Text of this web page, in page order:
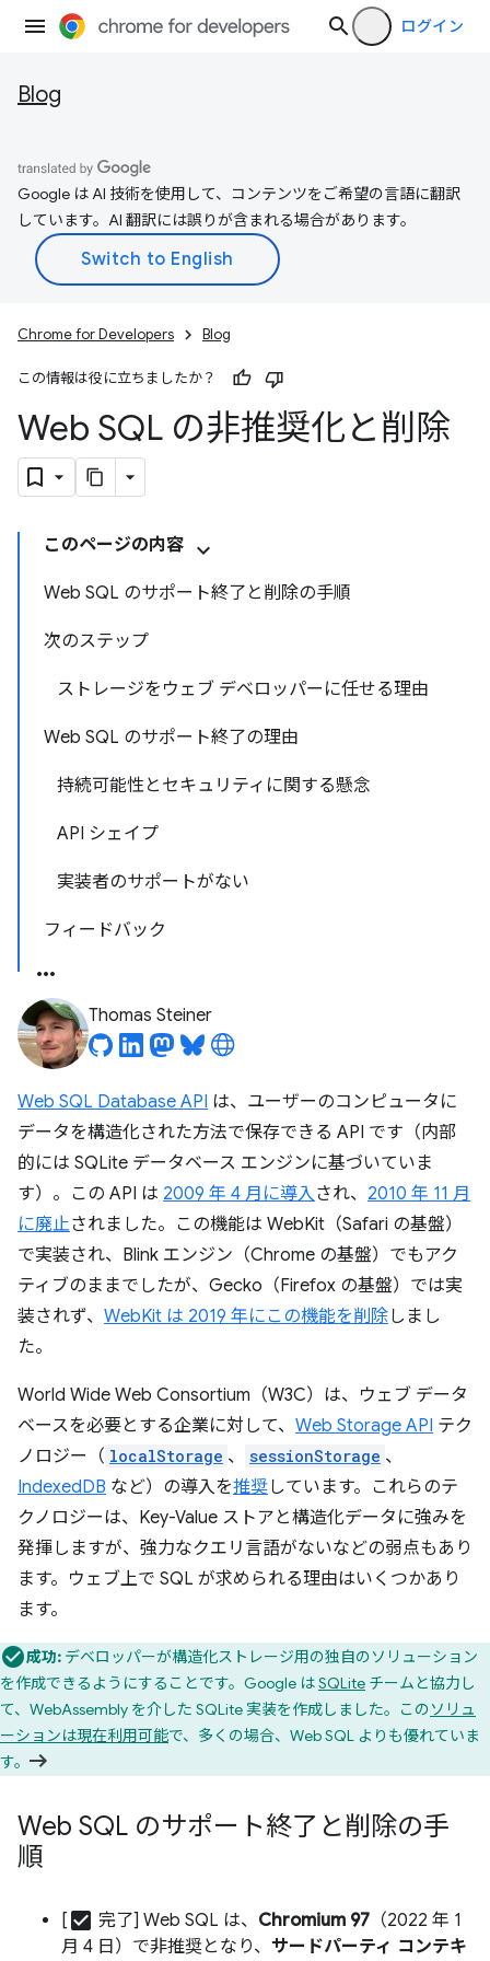
ログイン
Blog
Google は AI 技術を使用して、コンテンツをご希望の言語に翻訳
しています。AI 翻訳には誤りが含まれる場合があります。
Chrome for Developers Blog
この情報は役に立ちましたか？
Web SQL の非推奨化と削除
このページの内容
Web SQL のサポート終了と削除の手順
次のステップ
ストレージをウェブ デベロッパーに任せる理由
Web SQL のサポート終了の理由
持続可能性とセキュリティに関する懸念
API シェイプ
実装者のサポートがない
フィードバック
Thomas Steiner
Web SQL Database API は、ユーザーのコンピュータに
データを構造化された方法で保存できる API です（内部
的には SQLite データベース エンジンに基づいていま
す）。この API は 2009 年 4 月に導入され、 2010 年 11 月
に廃止されました。この機能は WebKit（Safari の基盤）
で実装され、Blink エンジン（Chrome の基盤）でもアク
ティブのままでしたが、Gecko（Firefox の基盤）では実
装されず、 WebKit は 2019 年にこの機能を削除しまし
た。
World Wide Web Consortium（W3C）は、ウェブ データ
ベースを必要とする企業に対して、 Web Storage API テク
ノロジー（ localStorage 、 sessionStorage 、
IndexedDB など）の導入を推奨しています。これらのテ
クノロジーは、Key-Value ストアと構造化データに強みを
発揮しますが、強力なクエリ言語がないなどの弱点もあり
ます。ウェブ上で SQL が求められる理由はいくつかあり
ます。
成功: デベロッパーが構造化ストレージ用の独自のソリューション
を作成できるようにすることです。Google はSQLite チームと協力し
て、WebAssembly を介した SQLite 実装を作成しました。このソリュ
ーションは現在利用可能で、多くの場合、Web SQL よりも優れていま
す。
Web SQL のサポート終了と削除の手
順
[ check_box 完了] Web SQL は、 Chromium 97 （2022 年 1
月 4 日）で非推奨となり、 サードパーティ コンテキ